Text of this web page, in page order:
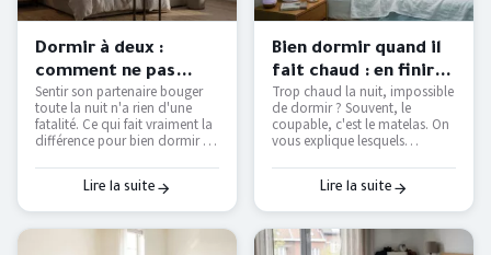
Dormir à deux :
comment ne pas
déranger son
partenaire ?
Sentir son partenaire bouger
toute la nuit n'a rien d'une
fatalité. Ce qui fait vraiment la
différence pour bien dormir à
avant d'acheter.
Lire la suite
Bien dormir quand il
fait chaud : en finir
avec les nuits moites
— Literie Bottz Liège
Trop chaud la nuit, impossible
de dormir ? Souvent, le
coupable, c'est le matelas. On
vous explique lesquels
vraiment, et comment
retrouver des nuits fraîches
sans tout remplacer.
Lire la suite